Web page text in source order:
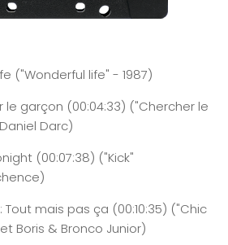
("Wonderful life" - 1987)
le garçon (00:04:33) ("Chercher le
Darc)
(00:07:38) ("Kick"
: Tout mais pas ça (00:10:35) ("Chic
Boris & Bronco Junior)